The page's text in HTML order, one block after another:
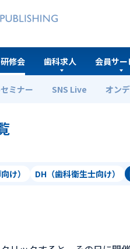
修会
ミナー SNS Live オン
歯科求人 会員サー
け） DH（歯科衛生士向け）